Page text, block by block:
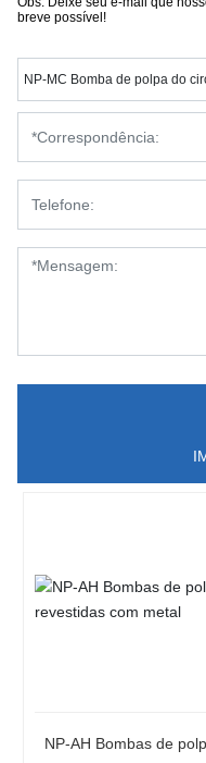
breve possível!
NP-MC Bomba de polpa do
NP-AH Bombas de